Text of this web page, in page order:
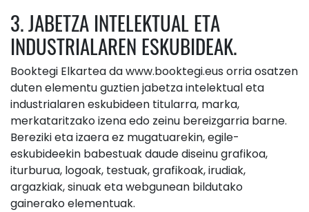
3. JABETZA INTELEKTUAL ETA
INDUSTRIALAREN ESKUBIDEAK.
Booktegi Elkartea da www.booktegi.eus orria osatzen
duten elementu guztien jabetza intelektual eta
industrialaren eskubideen titularra, marka,
merkataritzako izena edo zeinu bereizgarria barne.
Bereziki eta izaera ez mugatuarekin, egile-
eskubideekin babestuak daude diseinu grafikoa,
iturburua, logoak, testuak, grafikoak, irudiak,
argazkiak, sinuak eta webgunean bildutako
gainerako elementuak.